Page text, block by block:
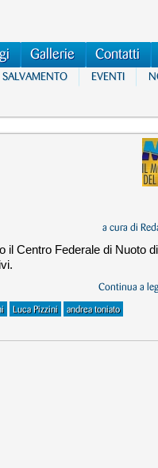
Gallerie Contatti
SALVAMENTO EVENTI
a cura di
il Centro Federale di Nuoto
Continua a
Luca Pizzini
andrea toniato